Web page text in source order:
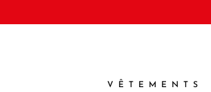
VÊTEMENTS